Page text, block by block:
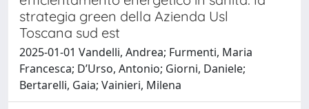
strategia green della Azienda Usl
Toscana sud est
2025-01-01 Vandelli, Andrea; Furmenti, Maria
Francesca; D’Urso, Antonio; Giorni, Daniele;
Bertarelli, Gaia; Vainieri, Milena